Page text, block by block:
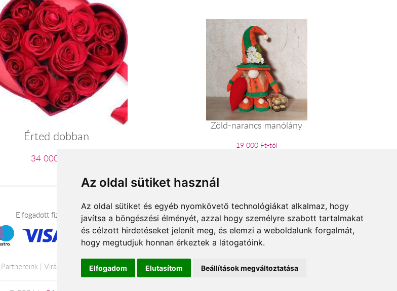
Az oldal sütiket használ
Az oldal sütiket és egyéb nyomkövető technológiákat alkalmaz, hogy
javítsa a böngészési élményét, azzal hogy személyre szabott tartalmakat
és célzott hirdetéseket jelenít meg, és elemzi a weboldalunk forgalmát,
hogy megtudjuk honnan érkeztek a látogatóink.
Elfogadom Elutasítom Beállítások megváltoztatása
Érted dobban
34 000 Ft-tól
Zöld-narancs manólány
19 000 Ft-tól
Elfogadott fizetési módok
Partnereink Virágüzletek Á.SZ.F. Impresszum Adatkezelési tájékoztató